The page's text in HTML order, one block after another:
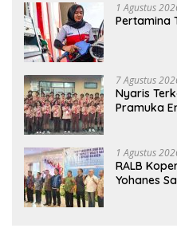
1 Agustus
Pertamina
7 Agustus
Nyaris
Pramuka
1 Agustus
RALB
Yohanes